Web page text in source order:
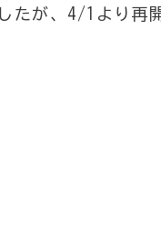
が、4/1より再